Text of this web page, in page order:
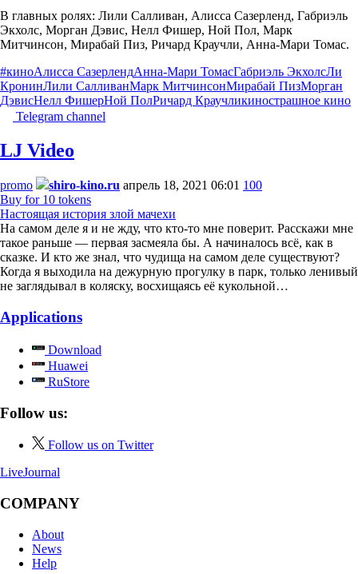
В главных ролях: Лили Салливан, Алисса Сазерленд, Габриэль
Экхолс, Морган Дэвис, Нелл Фишер, Ной Пол, Марк
Митчинсон, Мирабай Пиз, Ричард Краучли, Анна-Мари Томас.
#киноАлисса СазерлендАнна-Мари ТомасГабриэль ЭкхолсЛи
КронинЛили СалливанМарк МитчинсонМирабай ПизМорган
ДэвисНелл ФишерНой ПолРичард Краучликинострашное кино
Telegram channel
LJ Video
promo shiro-kino.ru апрель 18, 2021 06:01 100
Buy for 10 tokens
Настоящая история злой мачехи
На самом деле я и не жду, что кто-то мне поверит. Расскажи мне
такое раньше — первая засмеяла бы. А начиналось всё, как в
сказке. И кто же знал, что чудища на самом деле существуют?
Когда я выходила на дежурную прогулку в парк, только ленивый
не заглядывал в коляску, восхищаясь её кукольной…
Applications
Download
Huawei
RuStore
Follow us:
Follow us on Twitter
LiveJournal
COMPANY
About
News
Help